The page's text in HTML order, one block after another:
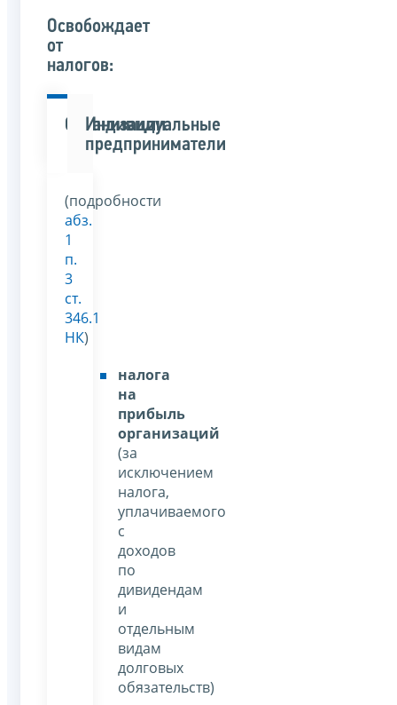
Освобождает
от
налогов:
Организации
Индивидуальные
предприниматели
(подробности
абз.
1
п.
3
ст.
346.1
НК)
налога
на
прибыль
организаций
(за
исключением
налога,
уплачиваемого
с
доходов
по
дивидендам
и
отдельным
видам
долговых
обязательств)